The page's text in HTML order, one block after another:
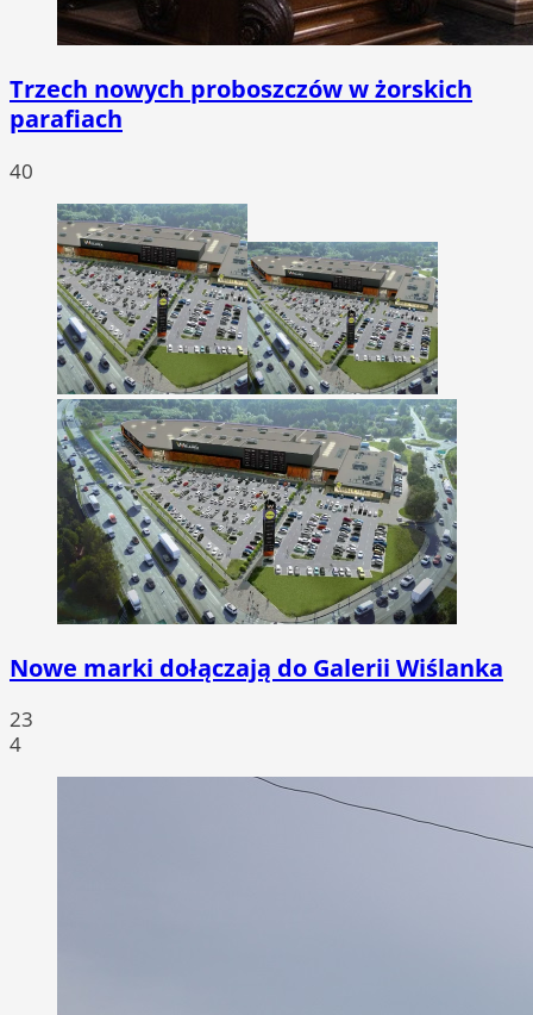
Trzech nowych proboszczów w żorskich
parafiach
40
Nowe marki dołączają do Galerii Wiślanka
23
4